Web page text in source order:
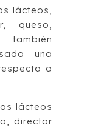
lácteos,
queso,
una
a
lácteos
director